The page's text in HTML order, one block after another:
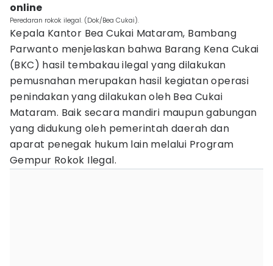
online
Peredaran rokok ilegal. (Dok/Bea Cukai).
Kepala Kantor Bea Cukai Mataram, Bambang
Parwanto menjelaskan bahwa Barang Kena Cukai
(BKC) hasil tembakau ilegal yang dilakukan
pemusnahan merupakan hasil kegiatan operasi
penindakan yang dilakukan oleh Bea Cukai
Mataram. Baik secara mandiri maupun gabungan
yang didukung oleh pemerintah daerah dan
aparat penegak hukum lain melalui Program
Gempur Rokok Ilegal.